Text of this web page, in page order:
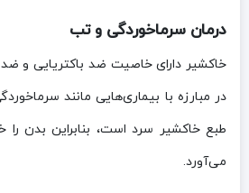
درمان سرماخوردگی و تب
خاکشیر دارای خاصیت ضد باکتریایی و
در مبارزه با بیماری‌هایی مانند
طبع خاکشیر سرد است، بنابراین بدن
می‌آورد.